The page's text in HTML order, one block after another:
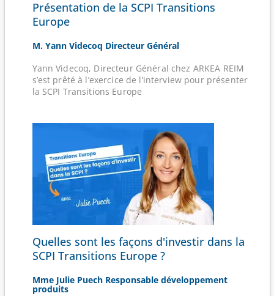
Présentation de la SCPI Transitions
Europe
M. Yann Videcoq Directeur Général
Yann Videcoq, Directeur Général chez ARKEA REIM
s’est prêté à l’exercice de l’interview pour présenter
la SCPI Transitions Europe
Quelles sont les façons d'investir dans la
SCPI Transitions Europe ?
Mme Julie Puech Responsable développement
produits